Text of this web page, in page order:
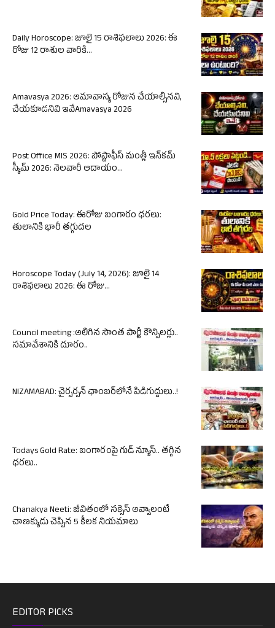
Daily Horoscope: జూలై 15 రాశిఫలాలు 2026: ఈ
రోజు 12 రాశుల వారికి...
Amavasya 2026: అమావాస్య రోజున చేయాల్సినవి,
చేయకూడనివి ఇవేAmavasya 2026
Post Office MIS 2026: పోస్టాఫీస్ మంత్లీ ఇన్‌కమ్
స్కీమ్ 2026: నెలవారీ ఆదాయం...
Gold Price Today: ఈరోజు బంగారం ధరలు:
తులానికి భారీ తగ్గుదల
Horoscope Today (July 14, 2026): జూలై 14
రాశిఫలాలు 2026: ఈ రోజు...
Council meeting :అలిగిన సొంత పార్టీ కౌన్సిలర్లు..
సమావేశానికి దూరం..
NIZAMABAD: చైర్పర్సన్ ఛాంబర్‌లోనే పిడిగుద్దులు..!
Todays Gold Rate: బంగారంపై గుడ్ న్యూస్.. తగ్గిన
ధరలు..
Chanakya Neeti: జీవితంలో సక్సెస్ అవ్వాలంటే
చాణక్యుడు చెప్పిన 5 కీలక నియమాలు
EDITOR PICKS